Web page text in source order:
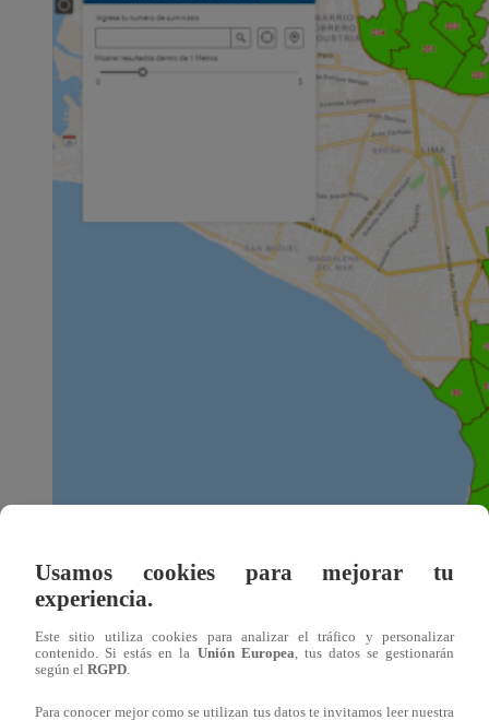
CUÁNDO SE CREÓ SEDAPAL
Sedapales la empresa estatal deagua potabley
tratamiento de aguas residuales a millones de personas
Usamos cookies para mejorar tu
experiencia.
Este sitio utiliza cookies para analizar el tráfico y personalizar
contenido. Si estás en la Unión Europea , tus datos se gestionarán
según el RGPD
Para conocer mejor como se utilizan tus datos te invitamos leer nuestra